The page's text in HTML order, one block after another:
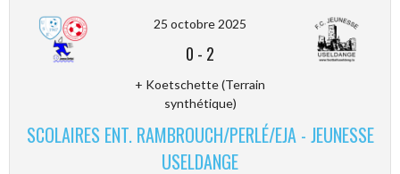
25 octobre 2025
0 - 2
+ Koetschette (Terrain
synthétique)
SCOLAIRES ENT. RAMBROUCH/PERLÉ/EJA - JEUNESSE
USELDANGE